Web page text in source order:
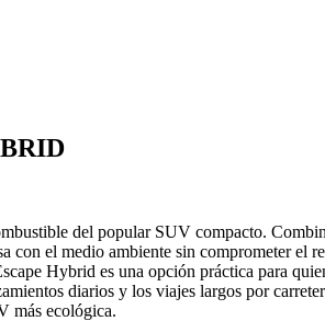
del popular SUV compacto.
el medio ambiente sin comprometer el
Hybrid es una opción práctica para
diarios y los viajes largos por
más ecológica.